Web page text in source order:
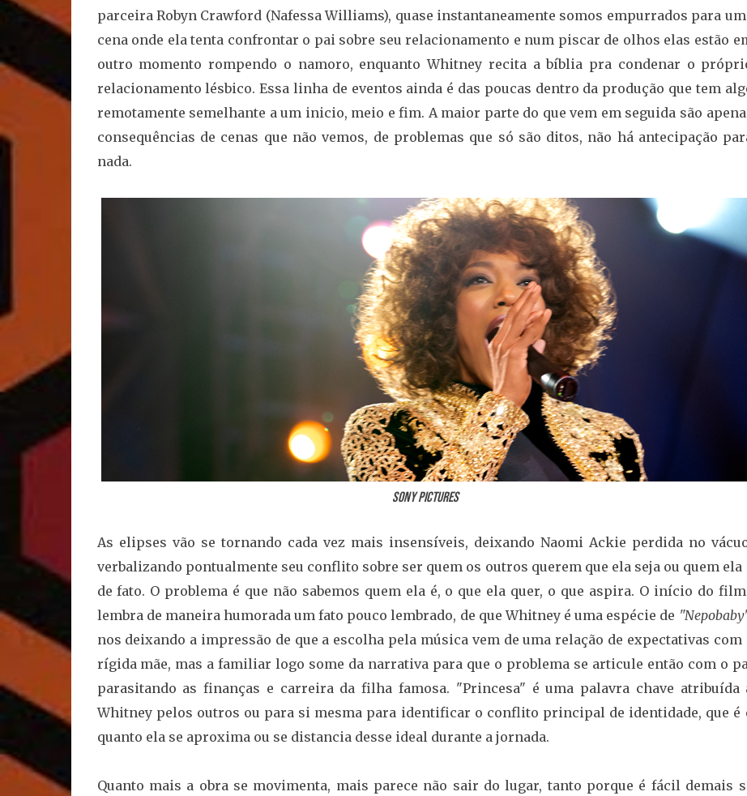
parceira Robyn Crawford (Nafessa Williams), quase instantaneamente somos empurrados para
cena onde ela tenta confrontar o pai sobre seu relacionamento e num piscar de olhos elas estão
outro momento rompendo o namoro, enquanto Whitney recita a bíblia pra condenar o
relacionamento lésbico. Essa linha de eventos ainda é das poucas dentro da produção que tem
remotamente semelhante a um inicio, meio e fim. A maior parte do que vem em seguida são
consequências de cenas que não vemos, de problemas que só são ditos, não há antecipação
nada.
Sony Pictures
As elipses vão se tornando cada vez mais insensíveis, deixando Naomi Ackie perdida no
verbalizando pontualmente seu conflito sobre ser quem os outros querem que ela seja ou quem ela
de fato. O problema é que não sabemos quem ela é, o que ela quer, o que aspira. O início do
lembra de maneira humorada um fato pouco lembrado, de que Whitney é uma espécie de
nos deixando a impressão de que a escolha pela música vem de uma relação de expectativas com
rígida mãe, mas a familiar logo some da narrativa para que o problema se articule então com o
parasitando as finanças e carreira da filha famosa. "Princesa" é uma palavra chave atribuída
Whitney pelos outros ou para si mesma para identificar o conflito principal de identidade, que é
quanto ela se aproxima ou se distancia desse ideal durante a jornada.
Quanto mais a obra se movimenta, mais parece não sair do lugar, tanto porque é fácil demais